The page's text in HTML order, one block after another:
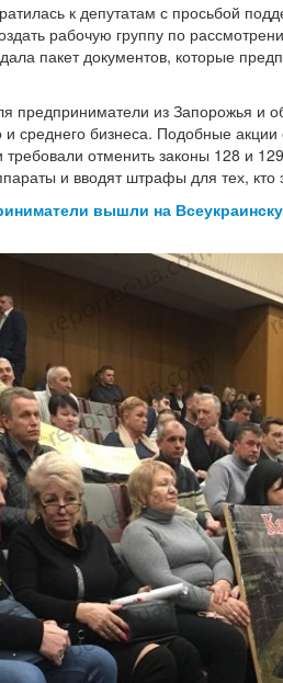
к депутатам с просьбой
рабочую группу по
пакет документов, которые
предприниматели из Запорожья и
и среднего бизнеса. Подобные
требовали отменить законы 128 и
и вводят штрафы для тех, кто
вышли на